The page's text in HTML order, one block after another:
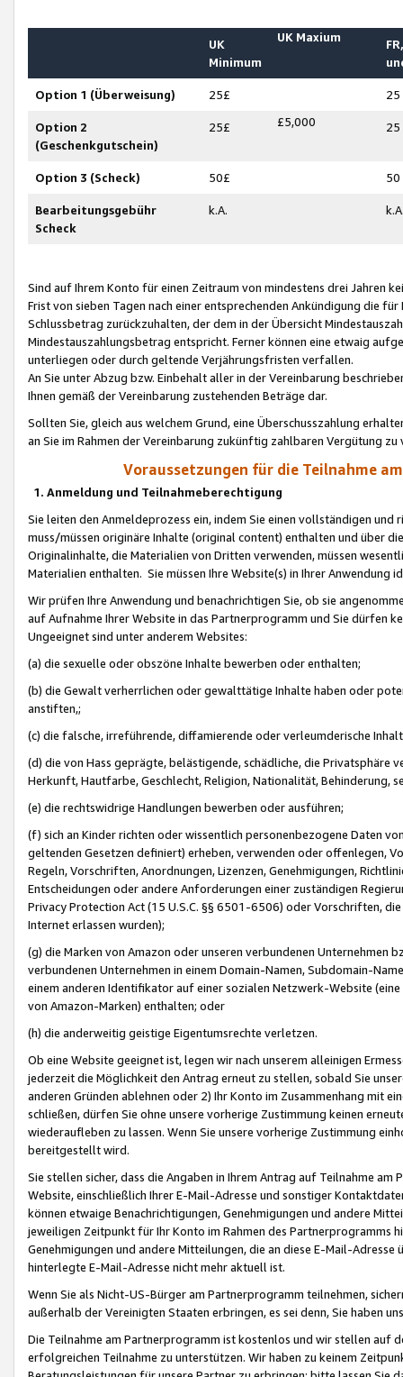
UK
Minimum
UK Maxium
Option 1 (Überweisung) 25£ 25
Option 2
(Geschenkgutschein)
25£ £5,000 25
Option 3 (Scheck) 50£ 50
Bearbeitungsgebühr
Scheck
k.A.
Sind auf Ihrem Konto für einen Zeitraum von mindestens drei Jahren
Frist von sieben Tagen nach einer entsprechenden Ankündigung die
Schlussbetrag zurückzuhalten, der dem in der Übersicht
Mindestauszahlungsbetrag entspricht. Ferner können eine etwaig
unterliegen oder durch geltende Verjährungsfristen verfallen.
An Sie unter Abzug bzw. Einbehalt aller in der Vereinbarung
Ihnen gemäß der Vereinbarung zustehenden Beträge dar.
Sollten Sie, gleich aus welchem Grund, eine Überschusszahlung
an Sie im Rahmen der Vereinbarung zukünftig zahlbaren Vergütung zu
Voraussetzungen für die Teilnahme
1. Anmeldung und Teilnahmeberechtigung
Sie leiten den Anmeldeprozess ein, indem Sie einen vollständigen
muss/müssen originäre Inhalte (original content) enthalten und über
Originalinhalte, die Materialien von Dritten verwenden, müssen
Materialien enthalten. Sie müssen Ihre Website(s) in Ihrer Anwendung
Wir prüfen Ihre Anwendung und benachrichtigen Sie, ob sie
auf Aufnahme Ihrer Website in das Partnerprogramm und Sie dürfen
Ungeeignet sind unter anderem Websites:
(a) die sexuelle oder obszöne Inhalte bewerben oder enthalten;
(b) die Gewalt verherrlichen oder gewalttätige Inhalte haben oder
anstiften,;
(c) die falsche, irreführende, diffamierende oder verleumderische
(d) die von Hass geprägte, belästigende, schädliche, die Privatsphäre
Herkunft, Hautfarbe, Geschlecht, Religion, Nationalität, Behinderung,
(e) die rechtswidrige Handlungen bewerben oder ausführen;
(f) sich an Kinder richten oder wissentlich personenbezogene Daten
geltenden Gesetzen definiert) erheben, verwenden oder offenlegen,
Regeln, Vorschriften, Anordnungen, Lizenzen, Genehmigungen,
Entscheidungen oder andere Anforderungen einer zuständigen
Privacy Protection Act (15 U.S.C. §§ 6501-6506) oder Vorschriften,
Internet erlassen wurden);
(g) die Marken von Amazon oder unseren verbundenen Unternehmen
verbundenen Unternehmen in einem Domain-Namen, Subdomain-
einem anderen Identifikator auf einer sozialen Netzwerk-Website
von Amazon-Marken) enthalten; oder
(h) die anderweitig geistige Eigentumsrechte verletzen.
Ob eine Website geeignet ist, legen wir nach unserem alleinigen
jederzeit die Möglichkeit den Antrag erneut zu stellen, sobald Sie
anderen Gründen ablehnen oder 2) Ihr Konto im Zusammenhang mit
schließen, dürfen Sie ohne unsere vorherige Zustimmung keinen
wiederaufleben zu lassen. Wenn Sie unsere vorherige Zustimmung
bereitgestellt wird.
Sie stellen sicher, dass die Angaben in Ihrem Antrag auf Teilnahme
Website, einschließlich Ihrer E-Mail-Adresse und sonstiger
können etwaige Benachrichtigungen, Genehmigungen und andere
jeweiligen Zeitpunkt für Ihr Konto im Rahmen des Partnerprogramms
Genehmigungen und andere Mitteilungen, die an diese E-Mail-
hinterlegte E-Mail-Adresse nicht mehr aktuell ist.
Wenn Sie als Nicht-US-Bürger am Partnerprogramm teilnehmen,
außerhalb der Vereinigten Staaten erbringen, es sei denn, Sie haben
Die Teilnahme am Partnerprogramm ist kostenlos und wir stellen auf
erfolgreichen Teilnahme zu unterstützen. Wir haben zu keinem